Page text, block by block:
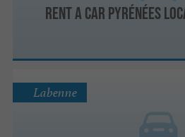
Rent a Car Pyrénées
Labenne